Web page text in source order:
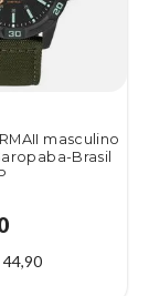
masculino
Brasil
44,90